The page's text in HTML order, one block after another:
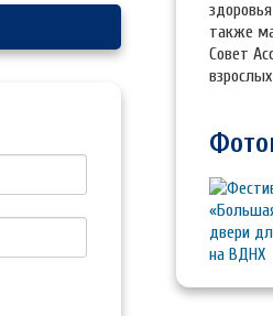
также
Совет